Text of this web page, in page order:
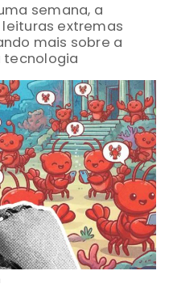
semana, a
extremas
mais sobre a
tecnologia